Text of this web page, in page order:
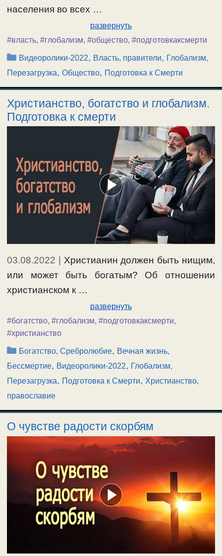
населения во всех …
развернуть
#власть, #глобализм, #общество, #подготовкаксмерти
Рубрики
Видеоролики-2022, Власть, правители, Глобализм,
Перезагрузка, Общество, Подготовка к Смерти
Христианство, богатство и глобализм.
Подготовка к смерти
03.08.2022
Христианин должен быть нищим,
или может быть богатым? Об отношении
христианском к …
развернуть
#богатство, #глобализм, #подготовкаксмерти,
#христианство
Рубрики
Богатство, Сребролюбие, Вечная жизнь,
Бессмертие, Видеоролики-2022, Глобализм,
Перезагрузка, Подготовка к Смерти, Христианство,
православие
О чувстве радости скорбям